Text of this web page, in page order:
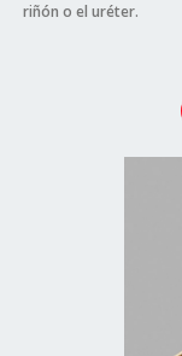
riñón o el uréter.